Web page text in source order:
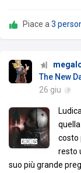
Piace a3
The New
26 giu
costo
resto
suo più grande